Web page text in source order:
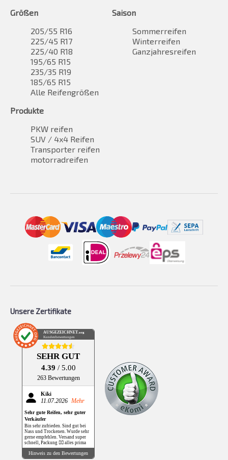
Größen
205/55 R16
225/45 R17
225/40 R18
195/65 R15
235/35 R19
185/65 R15
Alle Reifengrößen
Saison
Sommerreifen
Winterreifen
Ganzjahresreifen
Produkte
PKW reifen
SUV / 4x4 Reifen
Transporter reifen
motorradreifen
Unsere Zertifikate
AUSGEZEICHNET .org
Kundenbewertungen
SEHR GUT
4.39 / 5.00
263 Bewertungen
Kiki
11.07.2026 Mehr
Sehr gute Reifen, sehr guter
Verkäufer
Bin sehr zufrieden. Sind gut bei
Nass und Trockenen. Wurde sehr
gerne empfehlen. Versand super
schnell, Packung 👌🏻 alles prima
Hinweis zu den Bewertungen